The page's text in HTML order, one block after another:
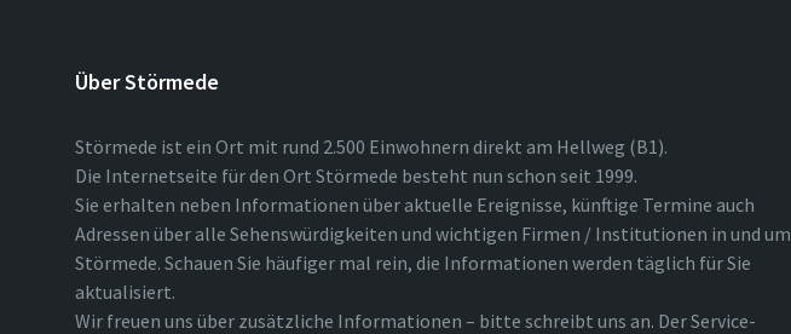
Über Störmede
Störmede ist ein Ort mit rund 2.500 Einwohnern direkt am Hellweg (B1).
Die Internetseite für den Ort Störmede besteht nun schon seit 1999.
Sie erhalten neben Informationen über aktuelle Ereignisse, künftige Termine auch
Adressen über alle Sehenswürdigkeiten und wichtigen Firmen / Institutionen in und um
Störmede. Schauen Sie häufiger mal rein, die Informationen werden täglich für Sie
aktualisiert.
Wir freuen uns über zusätzliche Informationen – bitte schreibt uns an. Der Service-